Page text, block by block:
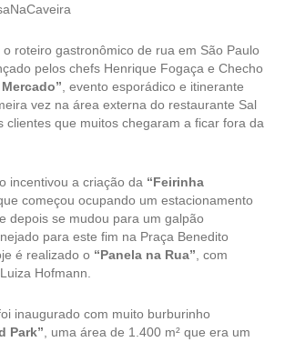
roteiro gastronômico de rua em São Paulo
pelos chefs Henrique Fogaça e Checho
Mercado” , evento esporádico e itinerante
vez na área externa do restaurante Sal
clientes que muitos chegaram a ficar fora da
incentivou a criação da “Feirinha
que começou ocupando um estacionamento
depois se mudou para um galpão
para este fim na Praça Benedito
é realizado o “Panela na Rua” , com
Hofmann.
inaugurado com muito burburinho
Park” , uma área de 1.400 m² que era um